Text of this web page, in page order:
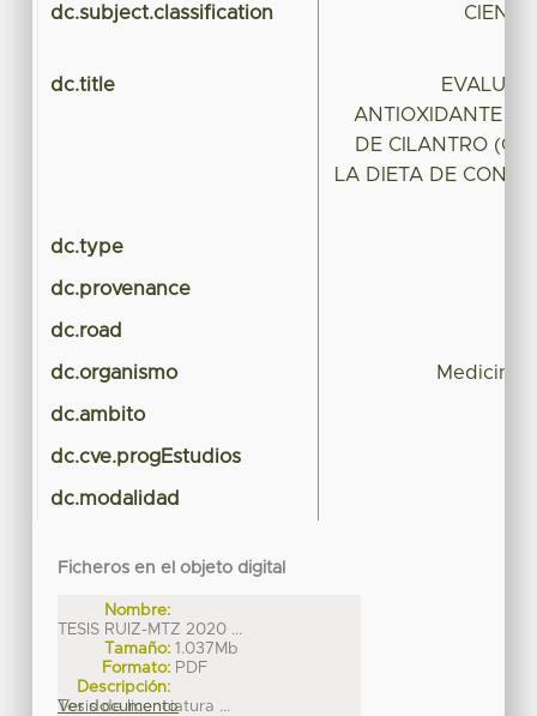
dc.subject.classification
dc.title
ANTIOXIDANTE
DE CILANTRO
LA DIETA DE
dc.type
dc.provenance
dc.road
dc.organismo Medicina
dc.ambito
dc.cve.progEstudios
dc.modalidad
Ficheros en el objeto digital
Nombre:
TESIS RUIZ-MTZ 2020 ...
Tamaño: 1.037Mb
Formato: PDF
Descripción:
Tesis de licenciatura ...
Ver documento